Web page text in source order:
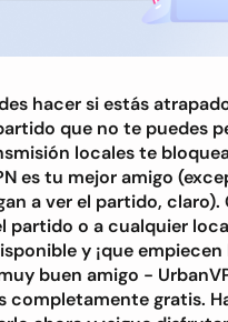
hacer si estás
que no te puedes
locales te
es tu mejor amigo
a ver el partido, claro).
partido o a cualquier
y ¡que
buen amigo -
completamente gratis.